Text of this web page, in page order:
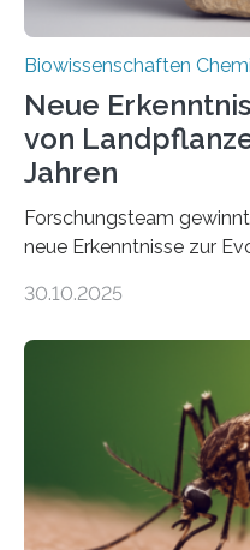
Biowissenschaften
Neue
von
Jahren
Forschungsteam
neue Erkenntnisse zur
Landpflanzen zählen zu
Grünalgen, die vor
lebten. Unter den
die noch heute in der
Süßwasseralge
dieser Gruppe bilden
mit scheibenförmiger
30.10.2025